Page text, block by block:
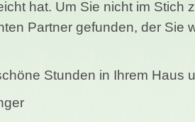
hat. Um Sie nicht im Stich
Partner gefunden, der Sie
Stunden in Ihrem Haus